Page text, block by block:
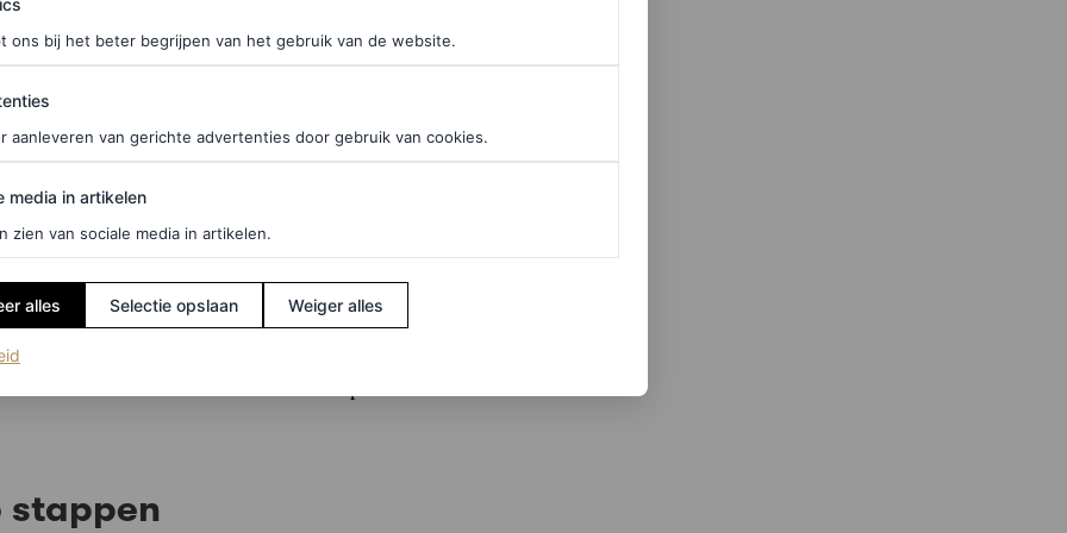
wordt mijn huid lang niet meer zo vet als
hier in voor de Vogue-nieuwsbrief.
producten tot een minimum te
wat leidt tot een betere hydratatie en
dermatoloog uit Californië, uit. De
Camp, MD, is het hiermee eens en benadrukt
en te herstellen van hun impact” kan
stappen
ons bij het beter begrijpen van het gebruik van de website.
aanleveren van gerichte advertenties door gebruik van cookies.
in artikelen
media in artikelen
zien van sociale media in artikelen.
alles Selectie opslaan Weiger alles